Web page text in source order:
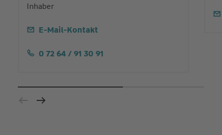
Inhaber
E-Mail-Kontakt
0 72 64 / 91 30 91